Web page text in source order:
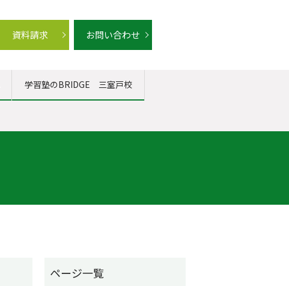
資料請求 お問い合わせ
学習塾のBRIDGE 三室戸校